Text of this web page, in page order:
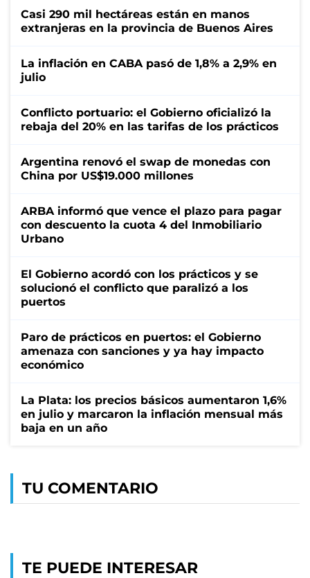
Casi 290 mil hectáreas están en manos
extranjeras en la provincia de Buenos Aires
La inflación en CABA pasó de 1,8% a 2,9% en
julio
Conflicto portuario: el Gobierno oficializó la
rebaja del 20% en las tarifas de los prácticos
Argentina renovó el swap de monedas con
China por US$19.000 millones
ARBA informó que vence el plazo para pagar
con descuento la cuota 4 del Inmobiliario
Urbano
El Gobierno acordó con los prácticos y se
solucionó el conflicto que paralizó a los
puertos
Paro de prácticos en puertos: el Gobierno
amenaza con sanciones y ya hay impacto
económico
La Plata: los precios básicos aumentaron 1,6%
en julio y marcaron la inflación mensual más
baja en un año
TU COMENTARIO
TE PUEDE INTERESAR